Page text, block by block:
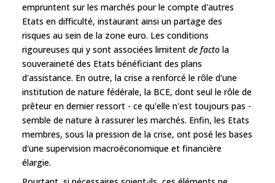
empruntent sur les marchés pour le compte d'autres
Etats en difficulté, instaurant ainsi un partage des
risques au sein de la zone euro. Les conditions
rigoureuses qui y sont associées limitent de facto la
souveraineté des Etats bénéficiant des plans
d'assistance. En outre, la crise a renforcé le rôle d'une
institution de nature fédérale, la BCE, dont seul le rôle de
prêteur en dernier ressort - ce qu'elle n'est toujours pas -
semble de nature à rassurer les marchés. Enfin, les Etats
membres, sous la pression de la crise, ont posé les bases
d'une supervision macroéconomique et financière
élargie.